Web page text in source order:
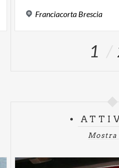
Franciacorta Brescia
1